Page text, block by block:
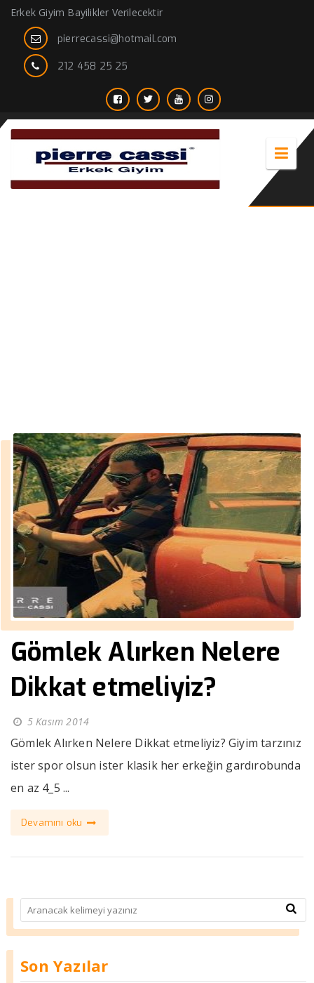
Erkek Giyim Bayilikler Verilecektir
pierrecassi@hotmail.com
212 458 25 25
Gömlek Alırken Nelere
Dikkat etmeliyiz?
5 Kasım 2014
Gömlek Alırken Nelere Dikkat etmeliyiz? Giyim tarzınız
ister spor olsun ister klasik her erkeğin gardırobunda
en az 4_5 ...
Devamını oku
Son Yazılar